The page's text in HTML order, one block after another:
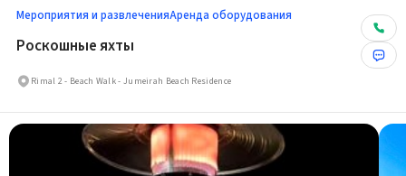
Мероприятия и развлеченияАренда оборудования
Роскошные яхты
Rimal 2 - Beach Walk - Jumeirah Beach Residence